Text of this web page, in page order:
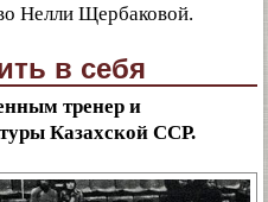
Нелли Щербаковой.
в себя
тренер и
Казахской ССР.